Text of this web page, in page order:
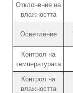
Отклонение на
влажността
Осветление
Контрол на
температурата
Контрол на
влажността